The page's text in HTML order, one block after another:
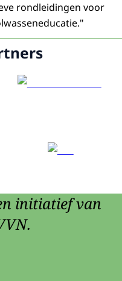
rondleidingen voor
initiatief van